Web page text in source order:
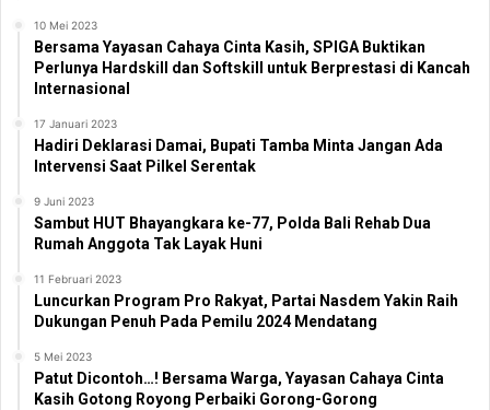
10 Mei 2023
Bersama Yayasan Cahaya Cinta Kasih, SPIGA Buktikan
Perlunya Hardskill dan Softskill untuk Berprestasi di Kancah
Internasional
17 Januari 2023
Hadiri Deklarasi Damai, Bupati Tamba Minta Jangan Ada
Intervensi Saat Pilkel Serentak
9 Juni 2023
Sambut HUT Bhayangkara ke-77, Polda Bali Rehab Dua
Rumah Anggota Tak Layak Huni
11 Februari 2023
Luncurkan Program Pro Rakyat, Partai Nasdem Yakin Raih
Dukungan Penuh Pada Pemilu 2024 Mendatang
5 Mei 2023
Patut Dicontoh…! Bersama Warga, Yayasan Cahaya Cinta
Kasih Gotong Royong Perbaiki Gorong-Gorong